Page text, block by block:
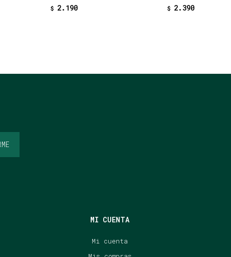
$ 2.190 $ 2.390
MI CUENTA
Mi cuenta